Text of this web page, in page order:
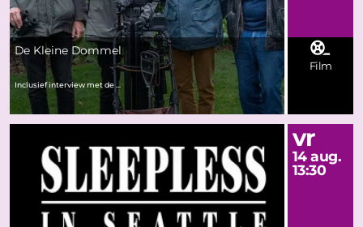
De Kleine Dommel
Inclusief interview met de ...
Film
vr
14 aug.
13:30